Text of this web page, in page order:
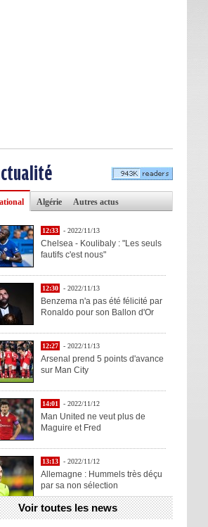
Algérie Autres actus
12:33 - 2022/11/13
Chelsea - Koulibaly : "Les seuls
fautifs c'est nous"
12:30 - 2022/11/13
Benzema n'a pas été félicité par
Ronaldo pour son Ballon d'Or
12:27 - 2022/11/13
Arsenal prend 5 points d'avance
sur Man City
14:01 - 2022/11/12
Man United ne veut plus de
Maguire et Fred
13:13 - 2022/11/12
Allemagne : Hummels très déçu
par sa non sélection
13:11 - 2022/11/12
Voir toutes les news